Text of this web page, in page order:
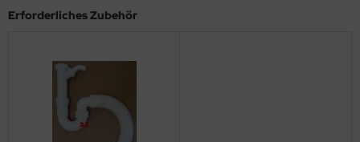
Erforderliches Zubehör